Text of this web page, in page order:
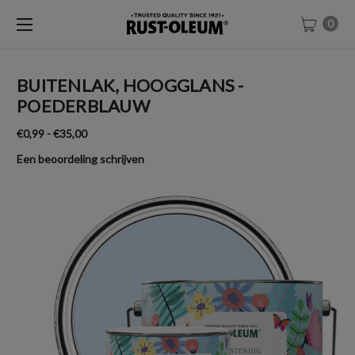
0
BUITENLAK, HOOGGLANS -
POEDERBLAUW
€0,99 - €35,00
Een beoordeling schrijven